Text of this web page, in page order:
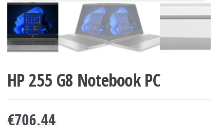
HP 255 G8 Notebook PC
€706,44